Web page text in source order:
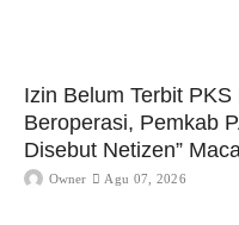
Izin Belum Terbit
Beroperasi, Pemkab
Disebut Netizen”
Owner Agu 07, 2026